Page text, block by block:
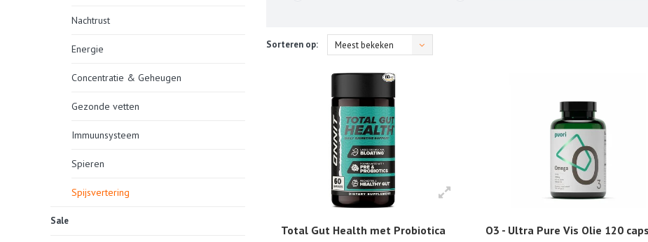
Nachtrust
Energie
Concentratie & Geheugen
Gezonde vetten
Immuunsysteem
Spieren
Spijsvertering
Sale
Sorteren op: Meest bekeken
Total Gut Health met Probiotica O3 - Ultra Pure Vis Olie 120